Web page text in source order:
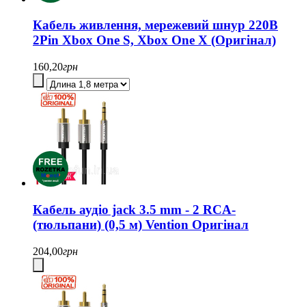
Кабель живлення, мережевий шнур 220В
2Pin Xbox One S, Xbox One X (Оригінал)
160,20грн
Кабель аудіо jack 3.5 mm - 2 RCA-
(тюльпани) (0,5 м) Vention Оригінал
204,00грн